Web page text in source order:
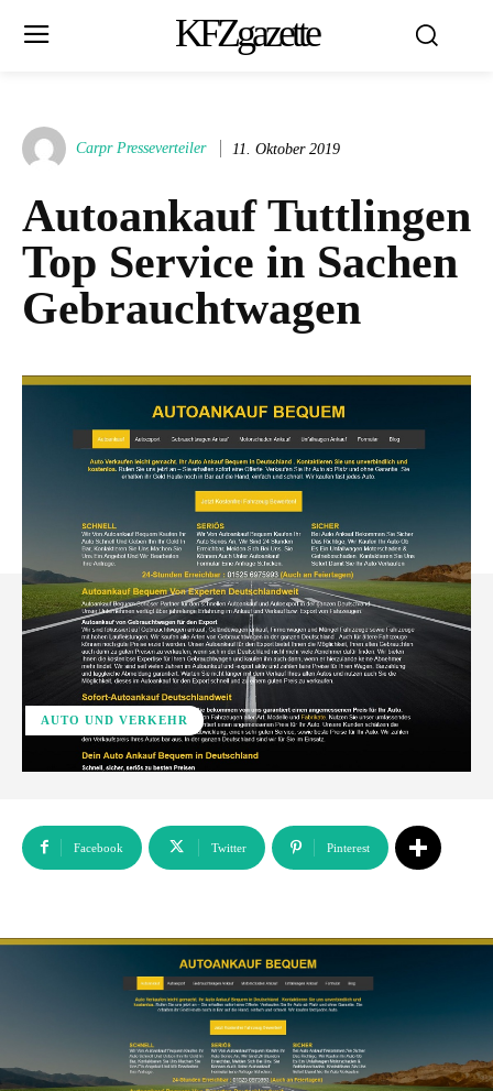
KFZgazette
Carpr Presseverteiler 11. Oktober 2019
Autoankauf Tuttlingen
Top Service in Sachen
Gebrauchtwagen
AUTO UND VERKEHR
Facebook Twitter Pinterest